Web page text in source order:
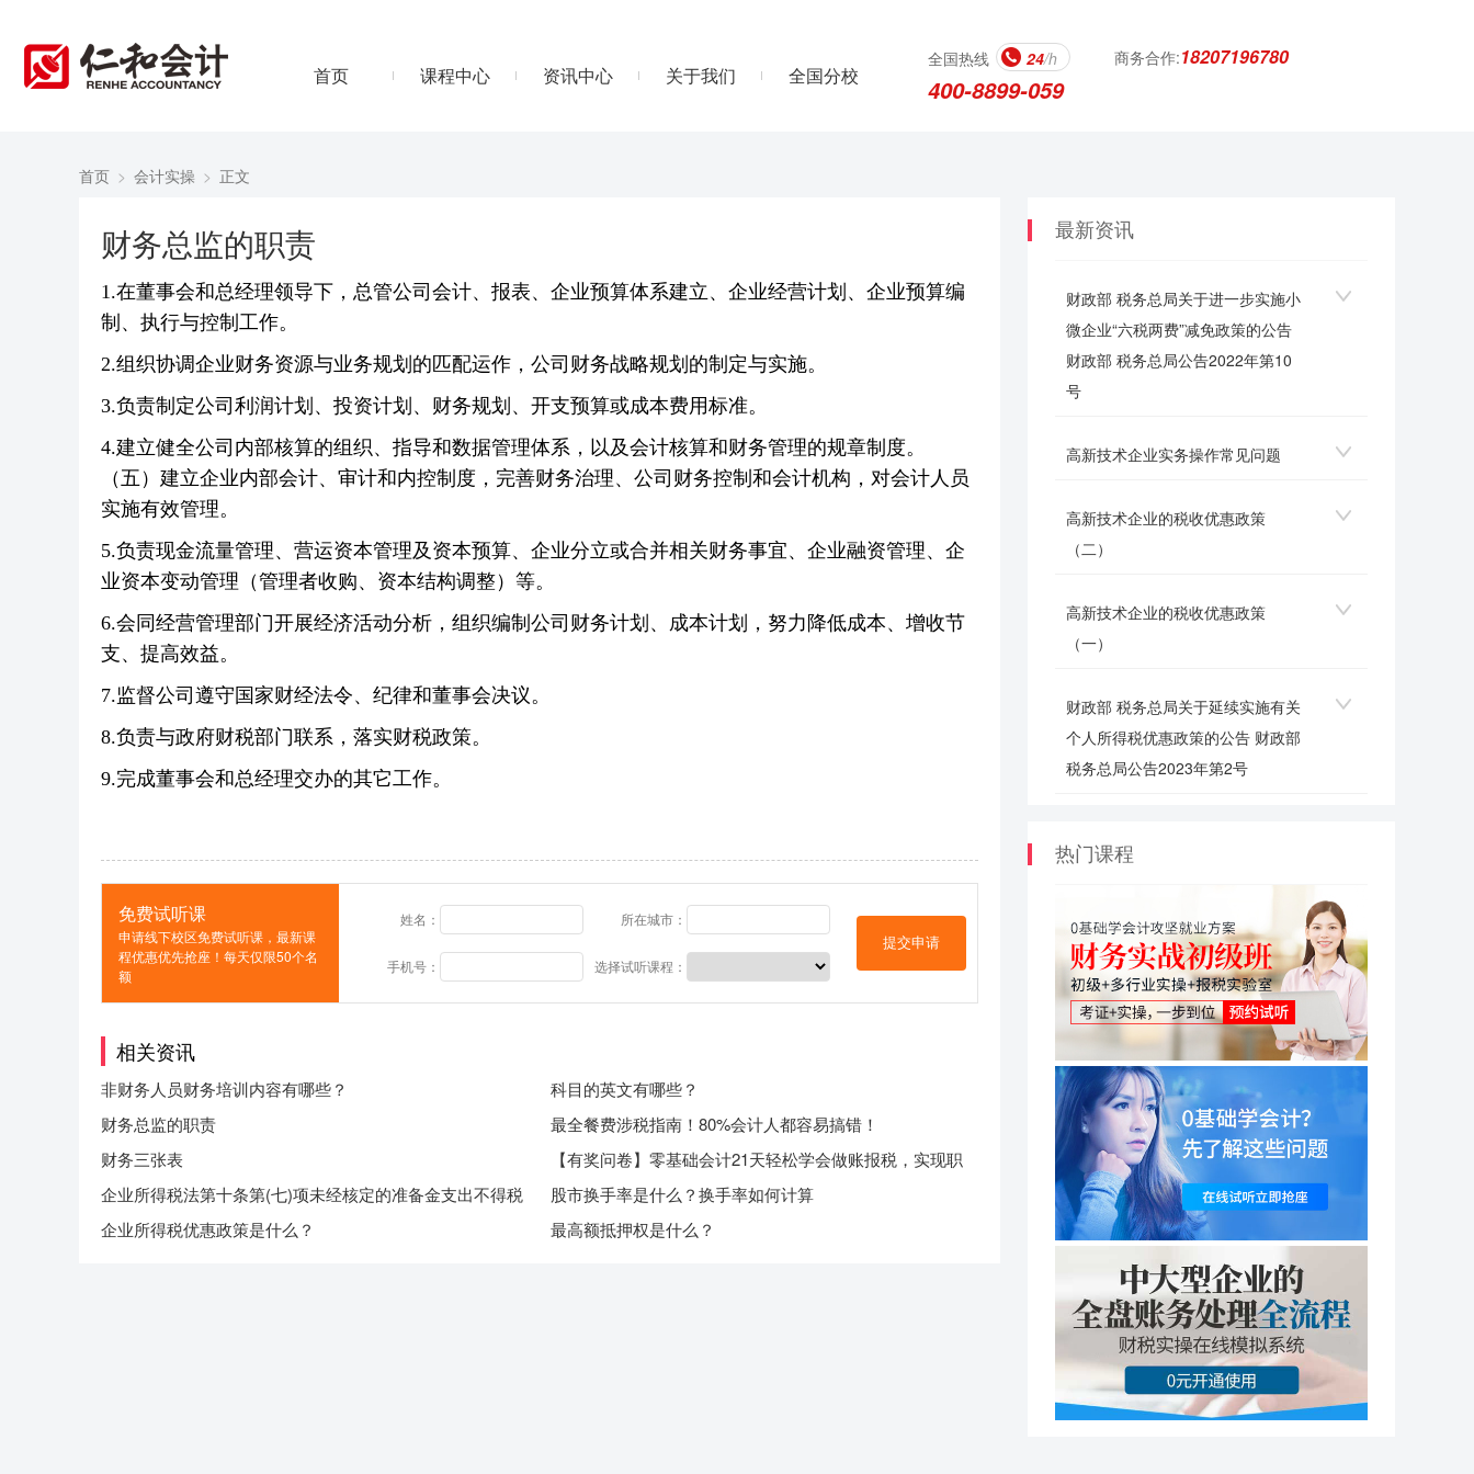
首页 课程中心 资讯中心 关于我们 全国分校
全国热线 24/h
400-8899-059
商务合作:18207196780
首页 > 会计实操 > 正文
财务总监的职责
1.在董事会和总经理领导下，总管公司会计、报表、企业预算体系建立、企业经营计划、企业预算编
制、执行与控制工作。
2.组织协调企业财务资源与业务规划的匹配运作，公司财务战略规划的制定与实施。
3.负责制定公司利润计划、投资计划、财务规划、开支预算或成本费用标准。
4.建立健全公司内部核算的组织、指导和数据管理体系，以及会计核算和财务管理的规章制度。
（五）建立企业内部会计、审计和内控制度，完善财务治理、公司财务控制和会计机构，对会计人员
实施有效管理。
5.负责现金流量管理、营运资本管理及资本预算、企业分立或合并相关财务事宜、企业融资管理、企
业资本变动管理（管理者收购、资本结构调整）等。
6.会同经营管理部门开展经济活动分析，组织编制公司财务计划、成本计划，努力降低成本、增收节
支、提高效益。
7.监督公司遵守国家财经法令、纪律和董事会决议。
8.负责与政府财税部门联系，落实财税政策。
9.完成董事会和总经理交办的其它工作。
免费试听课
申请线下校区免费试听课，最新课
程优惠优先抢座！每天仅限50个名
额
姓名： 所在城市：
手机号： 选择试听课程：
提交申请
相关资讯
非财务人员财务培训内容有哪些？
科目的英文有哪些？
财务总监的职责
最全餐费涉税指南！80%会计人都容易搞错！
财务三张表
【有奖问卷】零基础会计21天轻松学会做账报税，实现职
场逆袭！
企业所得税法第十条第(七)项未经核定的准备金支出不得税
前扣除，请问老师，目前为止哪些准备金是经核定允许税前
扣除的?
股市换手率是什么？换手率如何计算
企业所得税优惠政策是什么？
最高额抵押权是什么？
最新资讯
财政部 税务总局关于进一步实施小
微企业“六税两费”减免政策的公告
财政部 税务总局公告2022年第10
号
高新技术企业实务操作常见问题
高新技术企业的税收优惠政策
（二）
高新技术企业的税收优惠政策
（一）
财政部 税务总局关于延续实施有关
个人所得税优惠政策的公告 财政部
税务总局公告2023年第2号
热门课程